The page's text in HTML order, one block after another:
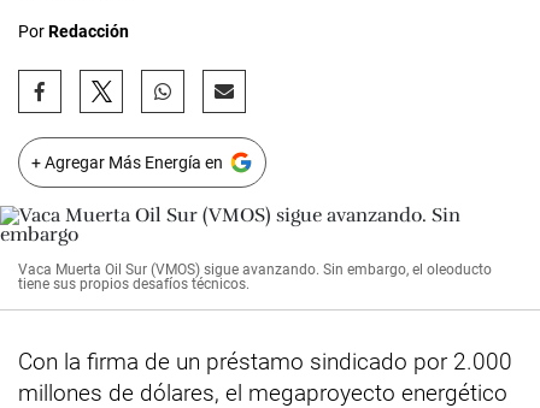
PorRedacción
+ Agregar Más Energía en
Vaca Muerta Oil Sur (VMOS) sigue avanzando. Sin embargo, el oleoducto
tiene sus propios desafíos técnicos.
Con la firma de un préstamo sindicado por 2.000
millones de dólares, el megaproyecto energético